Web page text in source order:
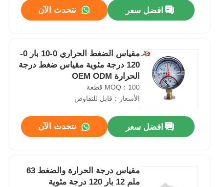
افضل سعر نتحدث الآن
مقياس الضغط الحراري 0-10 بار 0-
120 درجة مئوية مقياس ضغط درجة
الحرارة OEM ODM
MOQ：100 قطعة
الأسعار：قابل للتفاوض
افضل سعر نتحدث الآن
مقياس درجة الحرارة والضغط 63
ملم 12 بار 120 درجة مئوية